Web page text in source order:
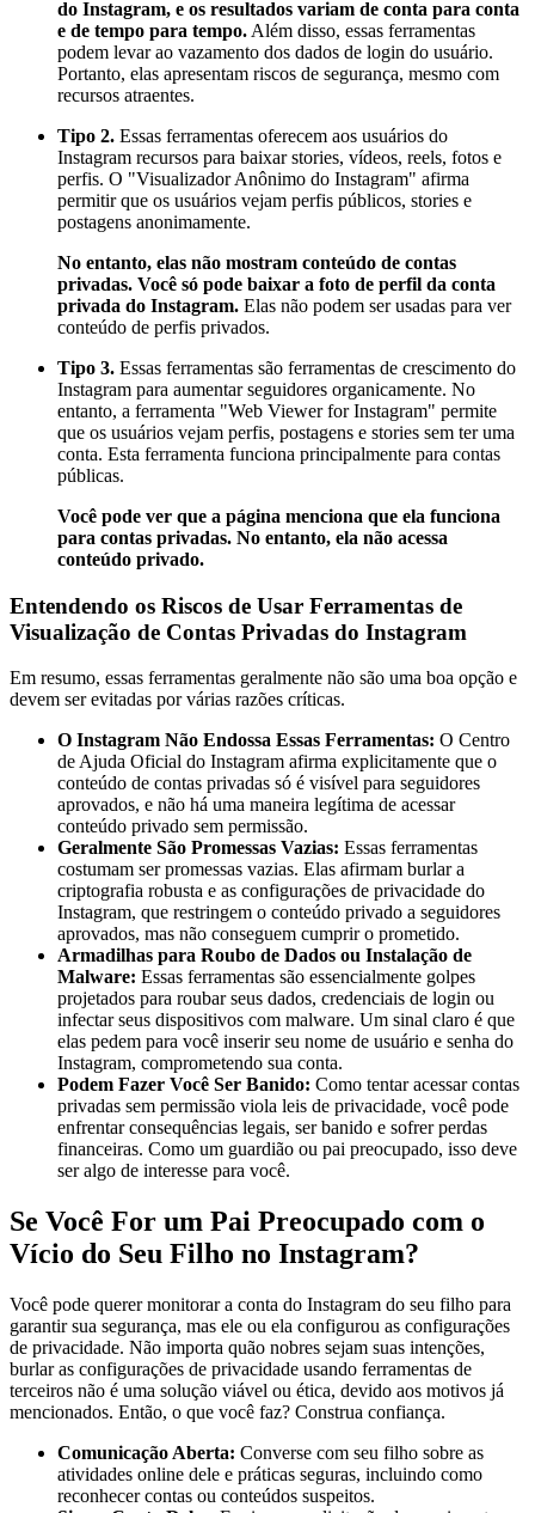
do Instagram, e os resultados variam de conta para conta
e de tempo para tempo. Além disso, essas ferramentas
podem levar ao vazamento dos dados de login do usuário.
Portanto, elas apresentam riscos de segurança, mesmo com
recursos atraentes.
Tipo 2. Essas ferramentas oferecem aos usuários do
Instagram recursos para baixar stories, vídeos, reels, fotos e
perfis. O "Visualizador Anônimo do Instagram" afirma
permitir que os usuários vejam perfis públicos, stories e
postagens anonimamente.
No entanto, elas não mostram conteúdo de contas
privadas. Você só pode baixar a foto de perfil da conta
privada do Instagram. Elas não podem ser usadas para ver
conteúdo de perfis privados.
Tipo 3. Essas ferramentas são ferramentas de crescimento do
Instagram para aumentar seguidores organicamente. No
entanto, a ferramenta "Web Viewer for Instagram" permite
que os usuários vejam perfis, postagens e stories sem ter uma
conta. Esta ferramenta funciona principalmente para contas
públicas.
Você pode ver que a página menciona que ela funciona
para contas privadas. No entanto, ela não acessa
conteúdo privado.
Entendendo os Riscos de Usar Ferramentas de
Visualização de Contas Privadas do Instagram
Em resumo, essas ferramentas geralmente não são uma boa opção e
devem ser evitadas por várias razões críticas.
O Instagram Não Endossa Essas Ferramentas: O Centro
de Ajuda Oficial do Instagram afirma explicitamente que o
conteúdo de contas privadas só é visível para seguidores
aprovados, e não há uma maneira legítima de acessar
conteúdo privado sem permissão.
Geralmente São Promessas Vazias: Essas ferramentas
costumam ser promessas vazias. Elas afirmam burlar a
criptografia robusta e as configurações de privacidade do
Instagram, que restringem o conteúdo privado a seguidores
aprovados, mas não conseguem cumprir o prometido.
Armadilhas para Roubo de Dados ou Instalação de
Malware: Essas ferramentas são essencialmente golpes
projetados para roubar seus dados, credenciais de login ou
infectar seus dispositivos com malware. Um sinal claro é que
elas pedem para você inserir seu nome de usuário e senha do
Instagram, comprometendo sua conta.
Podem Fazer Você Ser Banido: Como tentar acessar contas
privadas sem permissão viola leis de privacidade, você pode
enfrentar consequências legais, ser banido e sofrer perdas
financeiras. Como um guardião ou pai preocupado, isso deve
ser algo de interesse para você.
Se Você For um Pai Preocupado com o
Vício do Seu Filho no Instagram?
Você pode querer monitorar a conta do Instagram do seu filho para
garantir sua segurança, mas ele ou ela configurou as configurações
de privacidade. Não importa quão nobres sejam suas intenções,
burlar as configurações de privacidade usando ferramentas de
terceiros não é uma solução viável ou ética, devido aos motivos já
mencionados. Então, o que você faz? Construa confiança.
Comunicação Aberta: Converse com seu filho sobre as
atividades online dele e práticas seguras, incluindo como
reconhecer contas ou conteúdos suspeitos.